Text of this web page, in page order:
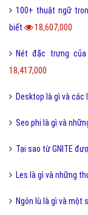
100+ thuật ngữ
biết
18,607,000
Nét đặc trưng
18,417,000
Desktop là gì và các
Seo phi là gì và
Tại sao từ GNITE
Les là gì và những
Ngôn lù là gì và